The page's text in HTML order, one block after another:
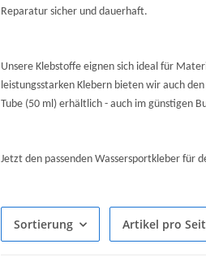
Reparatur sicher und dauerhaft.
Unsere Klebstoffe eignen sich ideal für
leistungsstarken Klebern bieten wir auch
Tube (50 ml) erhältlich - auch im günstigen
Jetzt den passenden Wassersportkleber für
Sortierung Artikel pro